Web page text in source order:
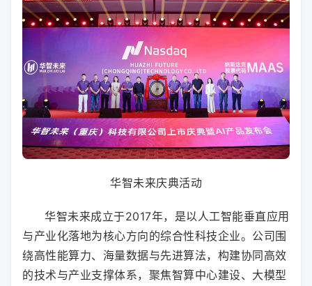
华智未来庆典活动
华智未来成立于2017年，是以人工智能垂直应用
与产业化落地为核心方向的综合性科技企业。公司围
绕高性能算力、海量数据与先进算法，构建协同高效
的技术与产业支撑体系，聚焦智算中心建设、大模型